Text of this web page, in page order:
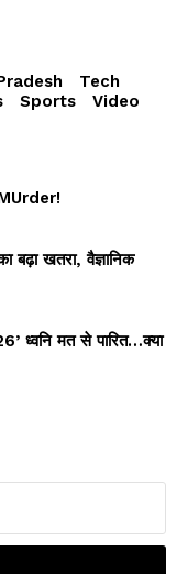
Tech
Sports Video
बढ़ा खतरा, वैज्ञानिक
ध्वनि मत से पारित…क्या